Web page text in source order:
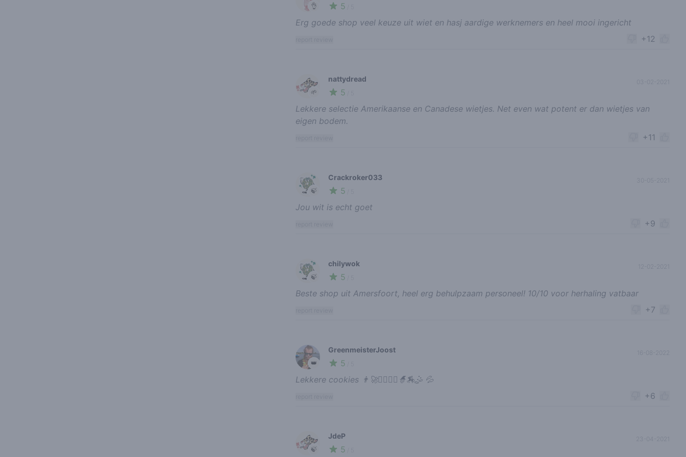
👌 5
Erg goede shop veel keuze uit wiet en hasj aardige werknemers en heel mooi ingericht
+12
🌱
nattydread
5
03-02-2021
Lekkere selectie Amerikaanse en Canadese wietjes. Net even wat potent er dan wietjes van
eigen bodem.
+11
🍃
Crackroker033
5
30-05-2021
Jou wit is echt goet
+9
🍃
chilywok
5
Beste shop uit Amersfoort, heel erg behulpzaam personeel! 10/10 voor herhaling vatbaar
+7
👑
GreenmeisterJoost
5
Lekkere cookies 👨‍🚀🧟‍♂️🧚‍♂️🧙🏇🤹 💦
+6
🍃
JdeP
5
23-04-2021